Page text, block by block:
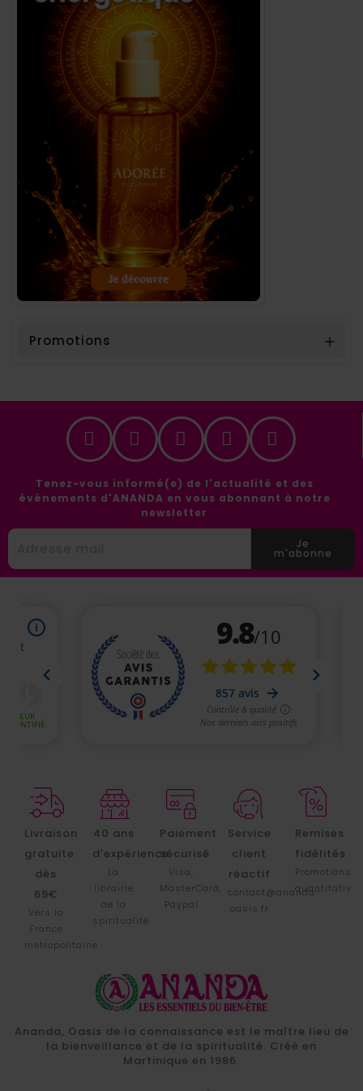
Promotions 
Tenez-vous informé(e) de l'actualité et des
événements d'ANANDA en vous abonnant à notre
newsletter
Je
m'abonne
Livraison
gratuite
dès
69€
Vers la
France
métropolitaine
40 ans
d'expérience
La
librairie
de la
spiritualité
Paiement
sécurisé
Visa,
MasterCard,
Paypal
Service
client
réactif
contact@ananda-
oasis.fr
Remises
fidélités
Promotions
Ananda, Oasis de la connaissance est le maître lieu de
la bienveillance et de la spiritualité. Créé en
Martinique en 1986.